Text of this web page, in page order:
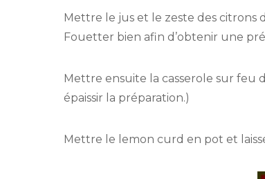
Mettre le jus et le zeste des citrons
Fouetter bien afin d’obtenir une
Mettre ensuite la casserole sur feu
épaissir la préparation.)
Mettre le lemon curd en pot et